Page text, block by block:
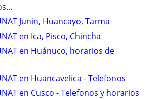
Junin, Huancayo, Tarma
en Ica, Pisco, Chincha
en Huánuco, horarios de
en Huancavelica - Telefonos
en Cusco - Telefonos y horarios